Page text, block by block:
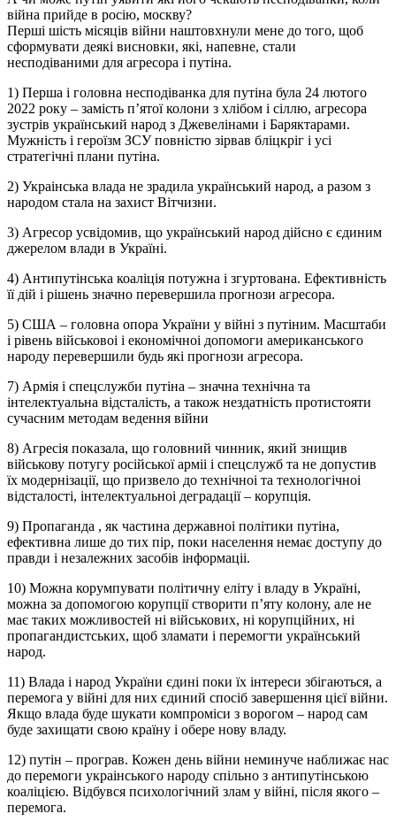
війна прийде в росію, москву?
Перші шість місяців війни наштовхнули мене до того, щоб
сформувати деякі висновки, які, напевне, стали
несподіваними для агресора і путіна.
1) Перша і головна несподіванка для путіна була 24 лютого
2022 року – замість п’ятої колони з хлібом і сіллю, агресора
зустрів український народ з Джевелінами і Баряктарами.
Мужність і героїзм ЗСУ повністю зірвав бліцкріг і усі
стратегічні плани путіна.
2) Украінська влада не зрадила український народ, а разом з
народом стала на захист Вітчизни.
3) Агресор усвідомив, що український народ дійсно є єдиним
джерелом влади в Україні.
4) Антипутінська коаліція потужна і згуртована. Ефективність
її дій і рішень значно перевершила прогнози агресора.
5) США – головна опора України у війні з путіним. Масштаби
і рівень військовоі і економічноі допомоги американського
народу перевершили будь які прогнози агресора.
7) Армія і спецслужби путіна – значна технічна та
інтелектуальна відсталість, а також нездатність протистояти
сучасним методам ведення війни
8) Агресія показала, що головний чинник, який знищив
військову потугу російської арміі і спецслужб та не допустив
їх модернізації, що призвело до технічноі та технологічноі
відсталості, інтелектуальноі деградації – корупція.
9) Пропаганда , як частина державноі політики путіна,
ефективна лише до тих пір, поки населення немає доступу до
правди і незалежних засобів інформаціі.
10) Можна корумпувати політичну еліту і владу в Україні,
можна за допомогою корупції створити п’яту колону, але не
має таких можливостей ні військових, ні корупційних, ні
пропагандистських, щоб зламати і перемогти український
народ.
11) Влада і народ України єдині поки їх інтереси збігаються, а
перемога у війні для них єдиний спосіб завершення цієї війни.
Якщо влада буде шукати компроміси з ворогом – народ сам
буде захищати свою країну і обере нову владу.
12) путін – програв. Кожен день війни неминуче наближає нас
до перемоги украінського народу спільно з антипутінською
коаліцією. Відбувся психологічний злам у війні, після якого –
перемога.